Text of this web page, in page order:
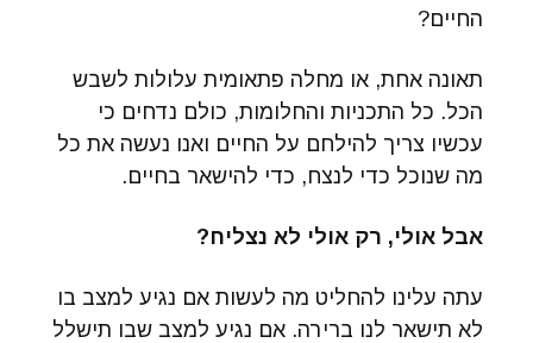
החיים?
תאונה אחת, או מחלה פתאומית עלולות לשבש
הכל. כל התכניות והחלומות, כולם נדחים כי
עכשיו צריך להילחם על החיים ואנו נעשה את כל
מה שנוכל כדי לנצח, כדי להישאר בחיים.
אבל אולי, רק אולי לא נצליח?
עתה עלינו להחליט מה לעשות אם נגיע למצב בו
לא תישאר לנו ברירה. אם נגיע למצב שבו תישלל